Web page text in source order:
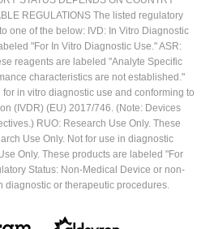
REGULATIONS The listed regulatory
one of the below: IVD: In Vitro Diagnostic
"For In Vitro Diagnostic Use." ASR:
reagents are labeled "Analyte Specific
characteristics are not established."
in vitro diagnostic use and conforming to
(IVDR) (EU) 2017/746. (Note: Devices
RUO: Research Use Only. These
Use Only. Not for use in diagnostic
Only. These products are labeled "For
Status: Non-Medical Device or non-
diagnostic or therapeutic procedures.